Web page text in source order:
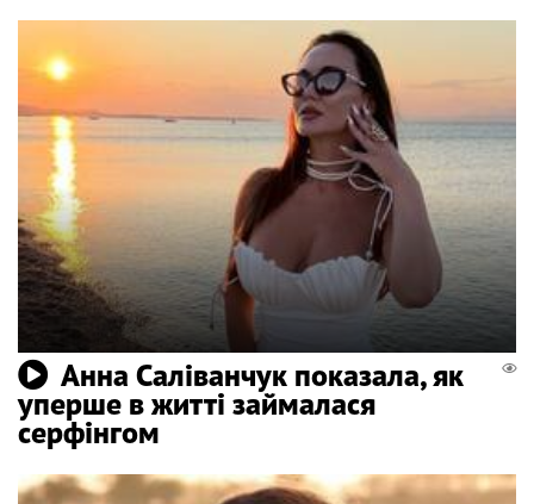
Анна Саліванчук показала, як
уперше в житті займалася
серфінгом